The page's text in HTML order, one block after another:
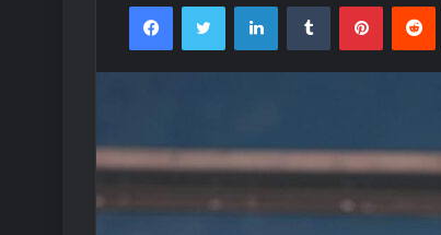
FacebookTwitter LinkedInTumblr Pinterest